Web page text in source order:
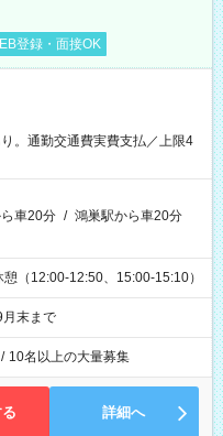
登録・面接OK
。通勤交通費実費支払／上限4
車20分 / 鴻巣駅から車20分
（12:00-12:50、15:00-15:10）
月末まで
/ 10名以上の大量募集
詳細へ